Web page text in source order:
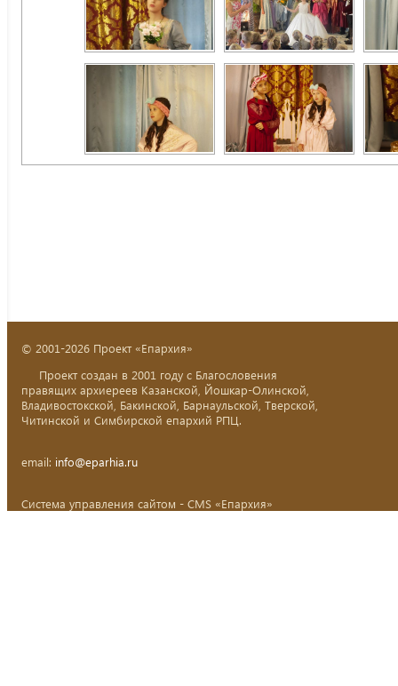
© 2001-2026 Проект «Епархия»
Проект создан в 2001 году с Благословения
правящих архиереев Казанской, Йошкар-Олинской,
Владивостокской, Бакинской, Барнаульской, Тверской,
Читинской и Симбирской епархий РПЦ.
email: info@eparhia.ru
Система управления сайтом - CMS «Епархия»